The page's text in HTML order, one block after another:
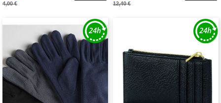
4,00 € 12,40 €